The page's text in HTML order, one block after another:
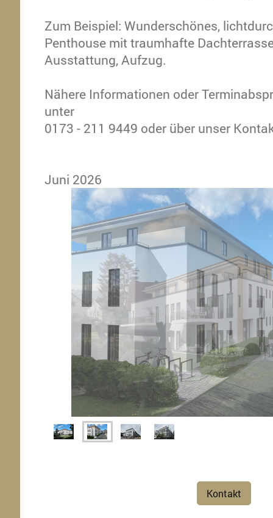
Zum Beispiel: Wunderschönes,
Penthouse mit traumhafte
Ausstattung, Aufzug.
Nähere Informationen oder
unter
0173 - 211 9449 oder über unser
Juni 2026
Kontakt